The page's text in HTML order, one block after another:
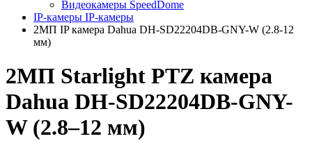
Видеокамеры SpeedDome
IP-камеры IP-камеры
2МП IP камера Dahua DH-SD22204DB-GNY-W (2.8-12
мм)
2МП Starlight PTZ камера
Dahua DH-SD22204DB-GNY-
W (2.8–12 мм)